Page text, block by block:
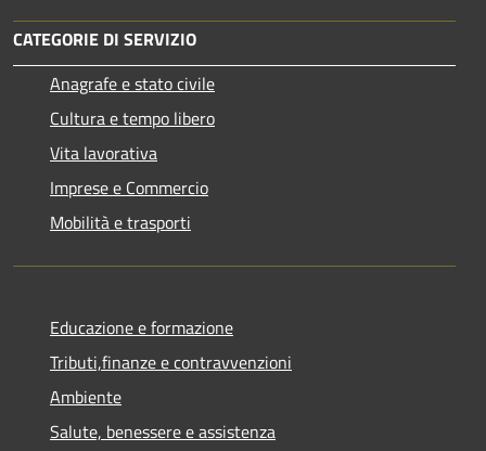
CATEGORIE DI SERVIZIO
Anagrafe e stato civile
Cultura e tempo libero
Vita lavorativa
Imprese e Commercio
Mobilità e trasporti
Educazione e formazione
Tributi,finanze e contravvenzioni
Ambiente
Salute, benessere e assistenza